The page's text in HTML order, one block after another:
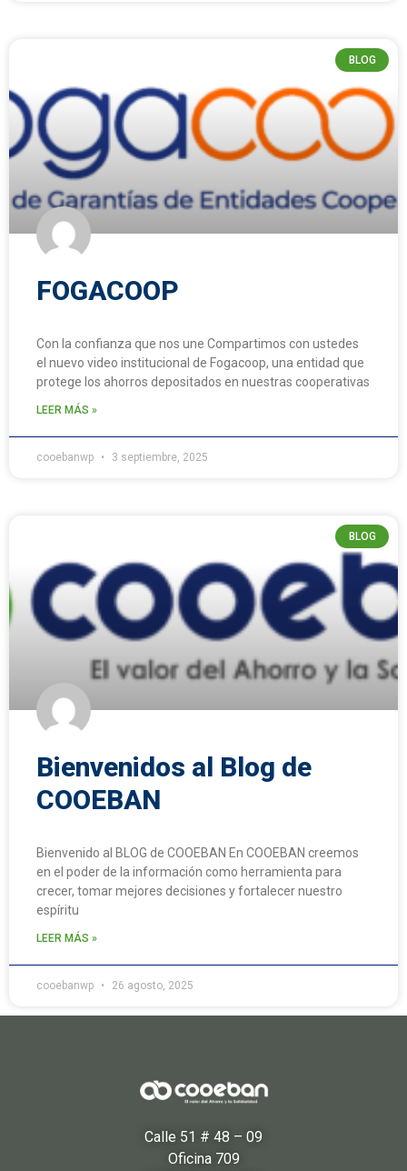
BLOG
FOGACOOP
Con la confianza que nos une Compartimos con ustedes
el nuevo video institucional de Fogacoop, una entidad que
protege los ahorros depositados en nuestras cooperativas
LEER MÁS »
cooebanwp 3 septiembre, 2025
BLOG
Bienvenidos al Blog de
COOEBAN
Bienvenido al BLOG de COOEBAN En COOEBAN creemos
en el poder de la información como herramienta para
crecer, tomar mejores decisiones y fortalecer nuestro
espíritu
LEER MÁS »
cooebanwp 26 agosto, 2025
Calle 51 # 48 – 09
Oficina 709